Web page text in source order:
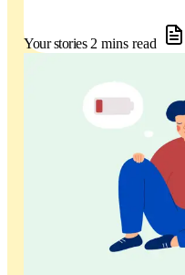
Your stories 2 mins read